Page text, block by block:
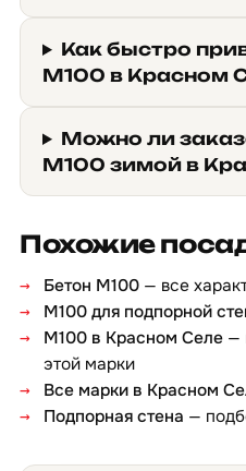
Как быстро
М100 в Красном
Можно ли
М100 зимой в
Похожие
Бетон М100 — все
М100 для подпорной
М100 в Красном Селе —
этой марки
Все марки в Красном
Подпорная стена —